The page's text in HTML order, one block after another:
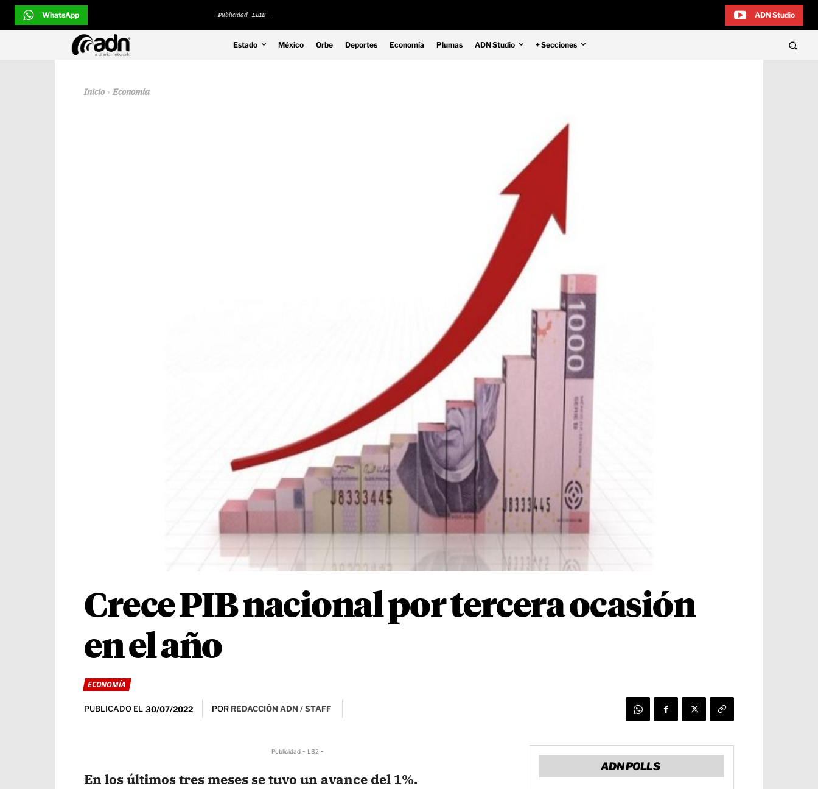
WhatsApp Publicidad - LB1B - ADN Studio
Estado México Orbe Deportes Economía Plumas ADN Studio + Secciones
Inicio Economía
Crece PIB nacional por tercera ocasión
en el año
ECONOMÍA
PUBLICADO EL 30/07/2022 POR REDACCIÓN ADN / STAFF
Publicidad - LB2 -
En los últimos tres meses se tuvo un avance del 1%.
ADN POLLS